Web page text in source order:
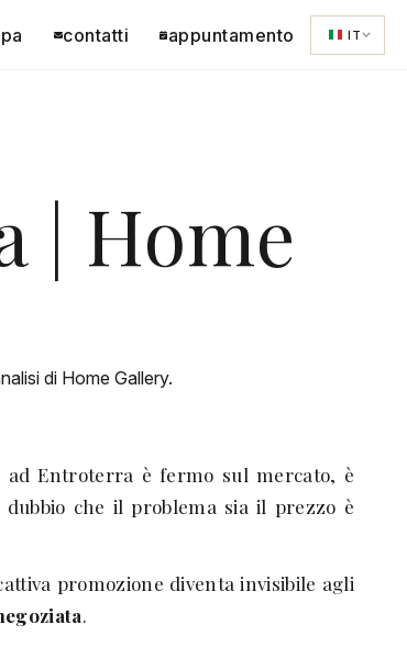
contatti appuntamento IT
| Home
di Home Gallery.
ad Entroterra è fermo sul mercato, è
che il problema sia il prezzo è
promozione diventa invisibile agli
.